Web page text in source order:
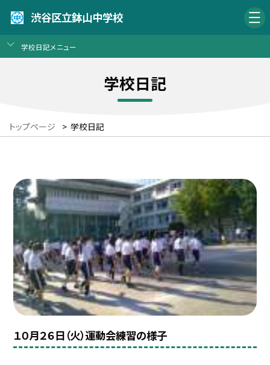
渋谷区立鉢山中学校
学校日記メニュー
学校日記
トップページ > 学校日記
１０月２６日（火）運動会練習の様子